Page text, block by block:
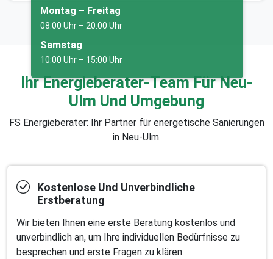
Montag – Freitag
08:00 Uhr – 20:00 Uhr
Samstag
10:00 Uhr – 15:00 Uhr
Ihr Energieberater-Team Für Neu-
Ulm Und Umgebung
FS Energieberater: Ihr Partner für energetische Sanierungen
in Neu-Ulm.
Kostenlose Und Unverbindliche
Erstberatung
Wir bieten Ihnen eine erste Beratung kostenlos und
unverbindlich an, um Ihre individuellen Bedürfnisse zu
besprechen und erste Fragen zu klären.